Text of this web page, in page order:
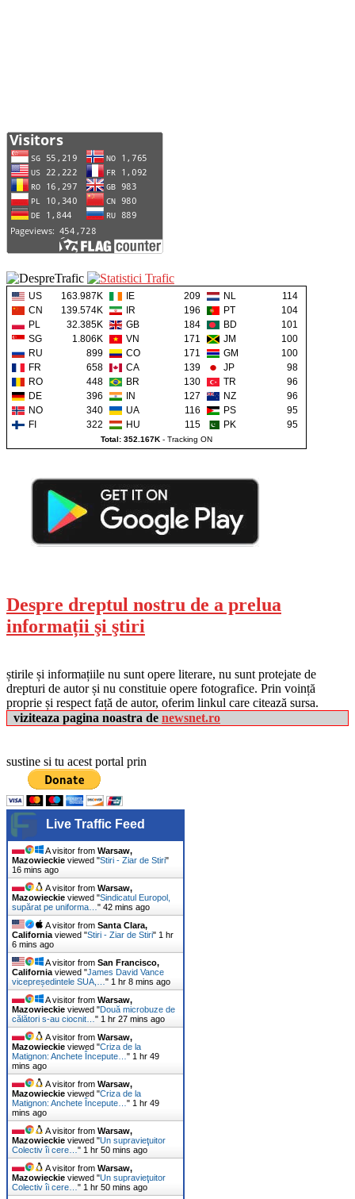
US 163.987K IE 209 NL
114
CN
139.574K IR 196 PT
104
PL
32.385K GB 184 BD
101
SG
1.806K VN 171 JM
100
RU
899 CO 171 GM
100
FR
658 CA 139 JP
98
RO
448 BR 130 TR
96
DE
396 IN 127 NZ
96
NO
340 UA 116 PS
95
FI
322 HU 115 PK 95
Total: 352.167K - Tracking ON
Despre dreptul nostru de a prelua
informații şi ştiri
știrile și informațiile nu sunt opere literare, nu sunt protejate de
drepturi de autor și nu constituie opere fotografice. Prin voință
proprie și respect față de autor, oferim linkul care citează sursa.
viziteaza pagina noastra de newsnet.ro
sustine si tu acest portal prin
Live Traffic Feed
A visitor from Warsaw,
Mazowieckie viewed "Stiri - Ziar de Stiri"
16 mins ago
A visitor from Warsaw,
Mazowieckie viewed "Sindicatul Europol,
supărat pe uniforma… " 42 mins ago
A visitor from Santa Clara,
California viewed "Stiri - Ziar de Stiri" 1 hr
6 mins ago
A visitor from San Francisco,
California viewed "James David Vance
vicepreședintele SUA,… " 1 hr 8 mins ago
A visitor from Warsaw,
Mazowieckie viewed "Două microbuze de
călători s-au ciocnit… " 1 hr 27 mins ago
A visitor from Warsaw,
Mazowieckie viewed "Criza de la
Matignon: Anchete Începute… " 1 hr 49
mins ago
A visitor from Warsaw,
Mazowieckie viewed "Criza de la
Matignon: Anchete Începute… " 1 hr 49
mins ago
A visitor from Warsaw,
Mazowieckie viewed "Un supravieţuitor
Colectiv îi cere… " 1 hr 50 mins ago
A visitor from Warsaw,
Mazowieckie viewed "Un supravieţuitor
Colectiv îi cere… " 1 hr 50 mins ago